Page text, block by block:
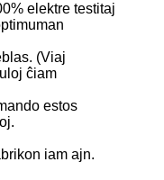
elektre testitaj
(Viaj
ĉiam
estos
iam ajn.